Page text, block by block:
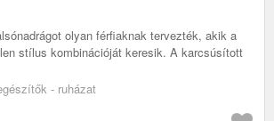
olyan férfiaknak tervezték, akik a
stílus kombinációját keresik. A karcsúsított
- ruházat